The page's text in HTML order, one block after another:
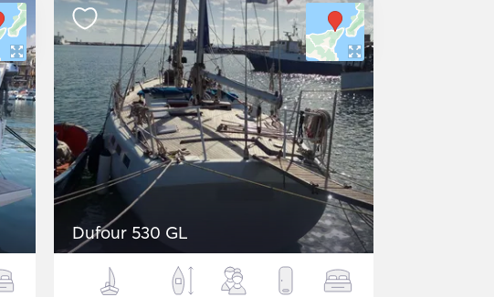
Dufour 530 GL